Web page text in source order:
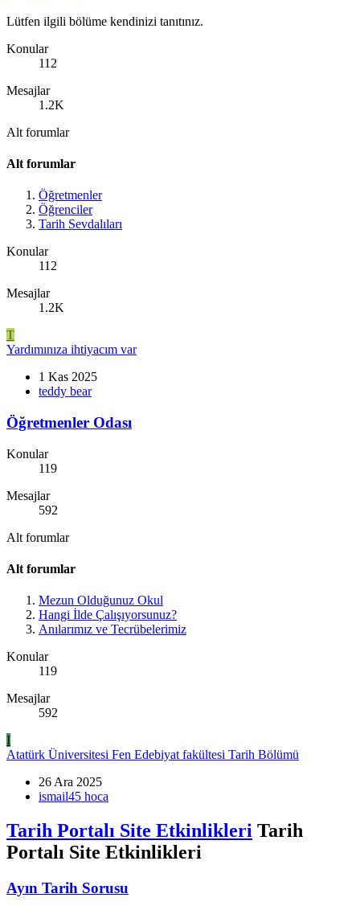
Lütfen ilgili bölüme kendinizi tanıtınız.
Konular
112
Mesajlar
1.2K
Alt forumlar
Alt forumlar
Öğretmenler
Öğrenciler
Tarih Sevdalıları
Konular
112
Mesajlar
1.2K
T
Yardımınıza ihtiyacım var
1 Kas 2025
teddy bear
Öğretmenler Odası
Konular
119
Mesajlar
592
Alt forumlar
Alt forumlar
Mezun Olduğunuz Okul
Hangi İlde Çalışıyorsunuz?
Anılarımız ve Tecrübelerimiz
Konular
119
Mesajlar
592
I
Atatürk Üniversitesi Fen Edebiyat fakültesi Tarih Bölümü
26 Ara 2025
ismail45 hoca
Tarih Portalı Site Etkinlikleri Tarih
Portalı Site Etkinlikleri
Ayın Tarih Sorusu